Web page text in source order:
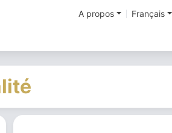
A propos Français